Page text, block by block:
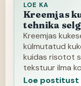
LOE KA
Kreemjas
tehnika
Kreemjas
külmutatud
kuidas risotot
tekstuur ilma
Loe